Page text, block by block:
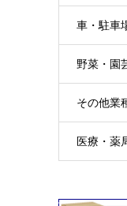
車・駐車
野菜・園
その他業
医療・薬